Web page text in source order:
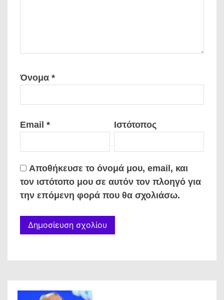
Όνομα *
Email * Ιστότοπος
Αποθήκευσε το όνομά μου, email, και
τον ιστότοπο μου σε αυτόν τον πλοηγό για
την επόμενη φορά που θα σχολιάσω.